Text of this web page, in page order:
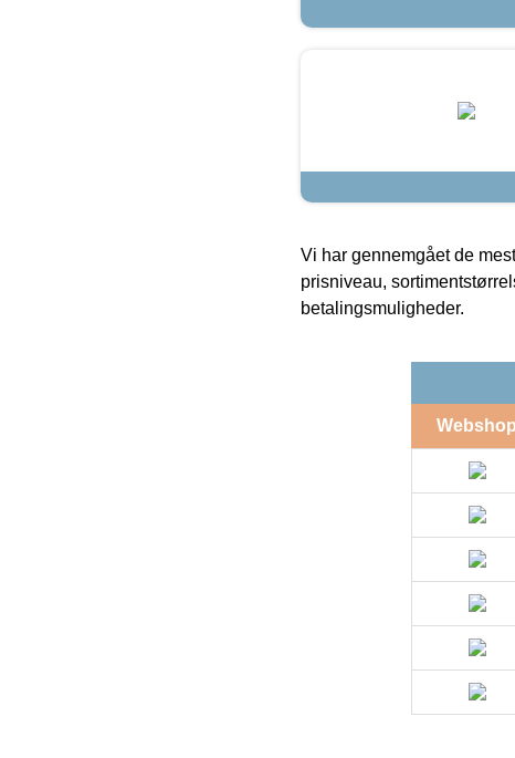
Vi har gennemgået de
prisniveau,
betalingsmuligheder.
Webshop